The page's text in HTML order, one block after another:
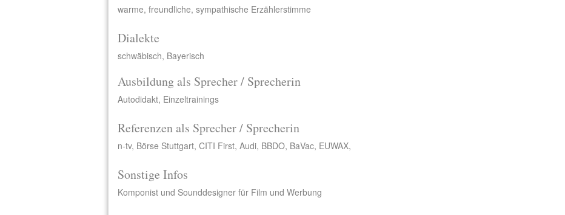
warme, freundliche, sympathische Erzählerstimme
Dialekte
schwäbisch, Bayerisch
Ausbildung als Sprecher / Sprecherin
Autodidakt, Einzeltrainings
Referenzen als Sprecher / Sprecherin
n-tv, Börse Stuttgart, CITI First, Audi, BBDO, BaVac, EUWAX,
Sonstige Infos
Komponist und Sounddesigner für Film und Werbung